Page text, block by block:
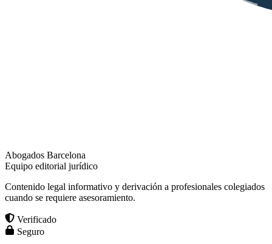
Abogados Barcelona
Equipo editorial jurídico
Contenido legal informativo y derivación a profesionales colegiados
cuando se requiere asesoramiento.
Verificado
Seguro